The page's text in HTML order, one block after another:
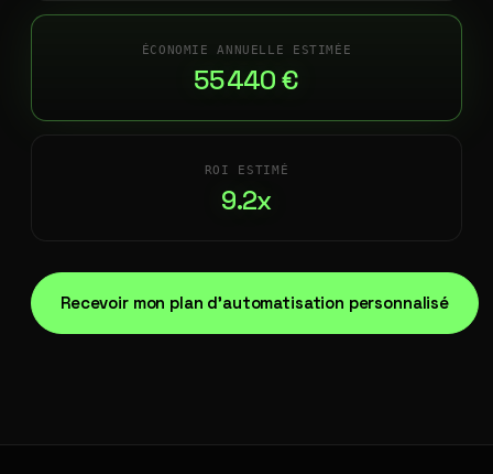
ÉCONOMIE ANNUELLE ESTIMÉE
55 440 €
ROI ESTIMÉ
9.2x
Recevoir mon plan d'automatisation personnalisé